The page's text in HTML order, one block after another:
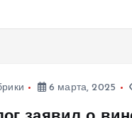
6 марта, 2025